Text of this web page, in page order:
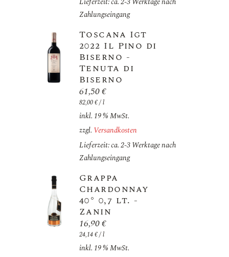
Zahlungseingang
Toscana Igt
2022 Il Pino di
Biserno -
Tenuta di
Biserno
61,50€
82,00€/l
inkl. 19 % MwSt.
zzgl. Versandkosten
Lieferzeit: ca. 2-3 Werktage nach
Zahlungseingang
Grappa
Chardonnay
40° 0,7 lt. -
Zanin
16,90€
24,14€/l
inkl. 19 % MwSt.